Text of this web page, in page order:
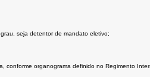
seja detentor de mandato eletivo;
organograma definido no Regimento